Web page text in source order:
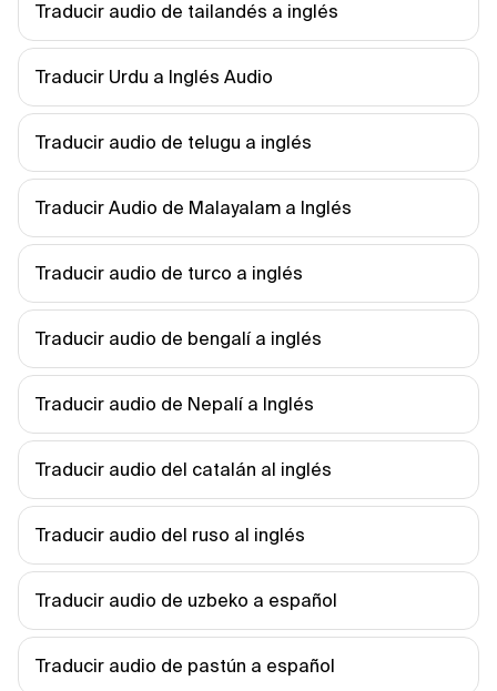
Traducir audio de tailandés a inglés
Traducir Urdu a Inglés Audio
Traducir audio de telugu a inglés
Traducir Audio de Malayalam a Inglés
Traducir audio de turco a inglés
Traducir audio de bengalí a inglés
Traducir audio de Nepalí a Inglés
Traducir audio del catalán al inglés
Traducir audio del ruso al inglés
Traducir audio de uzbeko a español
Traducir audio de pastún a español